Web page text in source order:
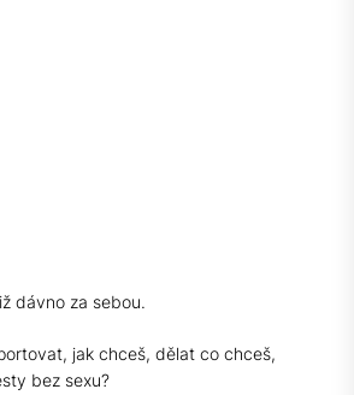
dávno za sebou.
jak chceš, dělat co chceš,
bez sexu?